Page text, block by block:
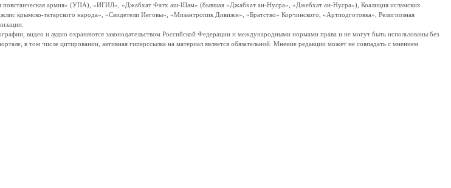
повстанческая армия» (УПА), «ИГИЛ», «Джабхат Фатх аш-Шам» (бывшая «Джабхат ан-Нусра», «Джебхат ан-Нусра»), Коалиция исламских
татарского народа», «Свидетели Иеговы», «Мизантропик Дивижн», «Братство» Корчинского, «Артподготовка», Религиозная
видео и аудио охраняются законодательством Российской Федерации и международными нормами права и не могут быть использованы без
в том числе цитировании, активная гиперссылка на материал является обязательной. Мнение редакции может не совпадать с мнением